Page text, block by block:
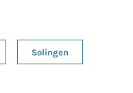
Solingen